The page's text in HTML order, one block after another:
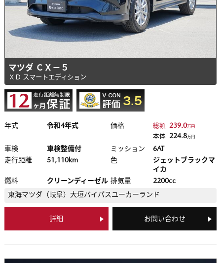
マツダ ＣＸ－５
ＸＤ スマートエディション
年式 令和4年式 価格 総額 239.0万円
本体 224.8万円
車検 車検整備付 ミッション
6AT
走行距離
51,110km 色
ジェットブラックマ
イカ
燃料
クリーンディーゼル 排気量
2200cc
東海マツダ（岐阜） 大垣バイパスユーカーランド
詳細 お問い合わせ